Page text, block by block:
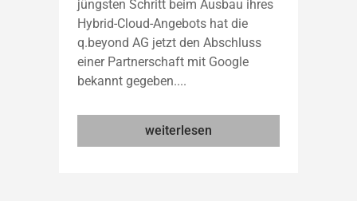
jüngsten Schritt beim Ausbau ihres
Hybrid-Cloud-Angebots hat die
q.beyond AG jetzt den Abschluss
einer Partnerschaft mit Google
bekannt gegeben....
weiterlesen